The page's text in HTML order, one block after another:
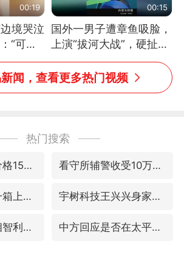
00:19
境哭泣
“可不
回国”
00:15
国外一男子遭章鱼吸脸，
上演“拔河大战”，硬扯加
铁棒敲打方才挣脱
闻，查看更多热门视频
热门搜索
宇树科技发行价格150.80元/股 看守所辅警收受10万获刑1年
五粮液渠道价一箱上涨近百元 宇树科技王兴兴身家有望超200亿元
佛得角门将亮相智利俱乐部主场 中方回应是否在太平洋海底开采稀土